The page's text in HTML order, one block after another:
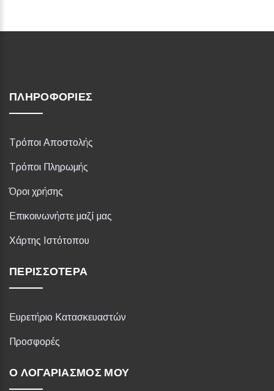
ΠΛΗΡΟΦΟΡΊΕΣ
Τρόποι Αποστολής
Τρόποι Πληρωμής
Όροι χρήσης
Επικοινωνήστε μαζί μας
Χάρτης Ιστότοπου
ΠΕΡΙΣΣΌΤΕΡΑ
Ευρετήριο Κατασκευαστών
Προσφορές
Ο ΛΟΓΑΡΙΑΣΜΌΣ ΜΟΥ